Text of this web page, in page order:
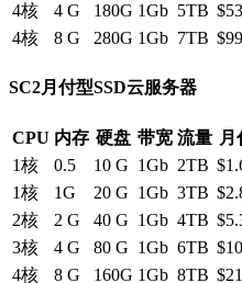
4核
4 G 180G 1Gb 5TB $53
4核
8 G 280G 1Gb 7TB $99
SC2月付型SSD云服务器
CPU 内存 硬盘 带宽 流量 月
1核
0.5 10 G 1Gb 2TB
1核
1G 20 G 1Gb 3TB
2核
2 G 40 G 1Gb 4TB
3核
4 G 80 G 1Gb 6TB
4核
8 G 160G 1Gb 8TB